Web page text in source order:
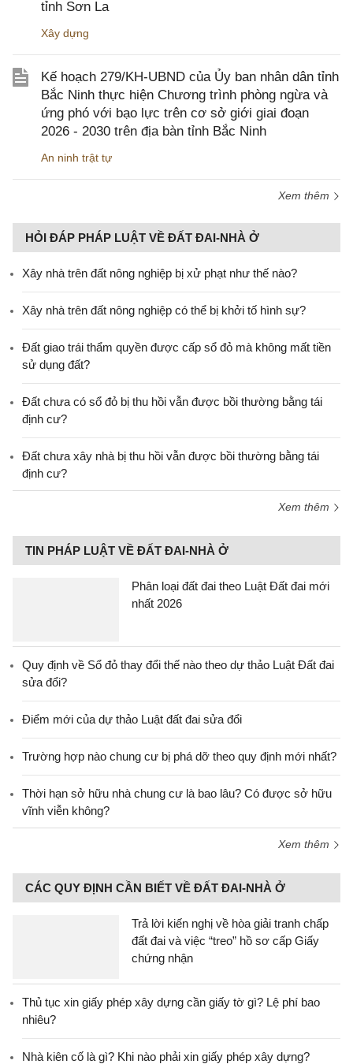
tỉnh Sơn La
Xây dựng
Kế hoạch 279/KH-UBND của Ủy ban nhân dân tỉnh
Bắc Ninh thực hiện Chương trình phòng ngừa và
ứng phó với bạo lực trên cơ sở giới giai đoạn
2026 - 2030 trên địa bàn tỉnh Bắc Ninh
An ninh trật tự
Xem thêm
HỎI ĐÁP PHÁP LUẬT VỀ ĐẤT ĐAI-NHÀ Ở
Xây nhà trên đất nông nghiệp bị xử phạt như thế nào?
Xây nhà trên đất nông nghiệp có thể bị khởi tố hình sự?
Đất giao trái thẩm quyền được cấp sổ đỏ mà không mất tiền
sử dụng đất?
Đất chưa có sổ đỏ bị thu hồi vẫn được bồi thường bằng tái
định cư?
Đất chưa xây nhà bị thu hồi vẫn được bồi thường bằng tái
định cư?
Xem thêm
TIN PHÁP LUẬT VỀ ĐẤT ĐAI-NHÀ Ở
Phân loại đất đai theo Luật Đất đai mới
nhất 2026
Quy định về Sổ đỏ thay đổi thế nào theo dự thảo Luật Đất đai
sửa đổi?
Điểm mới của dự thảo Luật đất đai sửa đổi
Trường hợp nào chung cư bị phá dỡ theo quy định mới nhất?
Thời hạn sở hữu nhà chung cư là bao lâu? Có được sở hữu
vĩnh viễn không?
Xem thêm
CÁC QUY ĐỊNH CẦN BIẾT VỀ ĐẤT ĐAI-NHÀ Ở
Trả lời kiến nghị về hòa giải tranh chấp
đất đai và việc “treo” hồ sơ cấp Giấy
chứng nhận
Thủ tục xin giấy phép xây dựng cần giấy tờ gì? Lệ phí bao
nhiêu?
Nhà kiên cố là gì? Khi nào phải xin giấy phép xây dựng?